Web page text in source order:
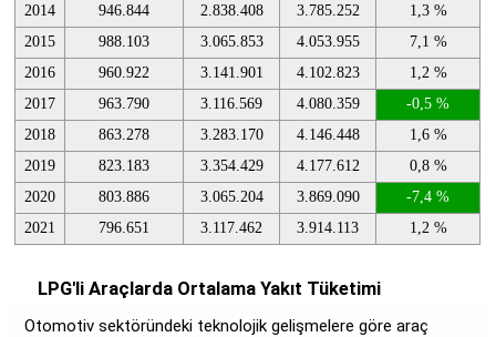
2014
946.844 2.838.408 3.785.252
1,3 %
2015
988.103 3.065.853 4.053.955
7,1 %
2016
960.922 3.141.901 4.102.823
1,2 %
2017
963.790 3.116.569 4.080.359
-0,5 %
2018
863.278 3.283.170 4.146.448
1,6 %
2019
823.183 3.354.429 4.177.612
0,8 %
2020
803.886 3.065.204 3.869.090
-7,4 %
2021
796.651 3.117.462 3.914.113 1,2 %
LPG'li Araçlarda Ortalama Yakıt Tüketimi
Otomotiv sektöründeki teknolojik gelişmelere göre araç